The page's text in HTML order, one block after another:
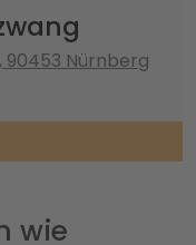
Nürnberg
wie